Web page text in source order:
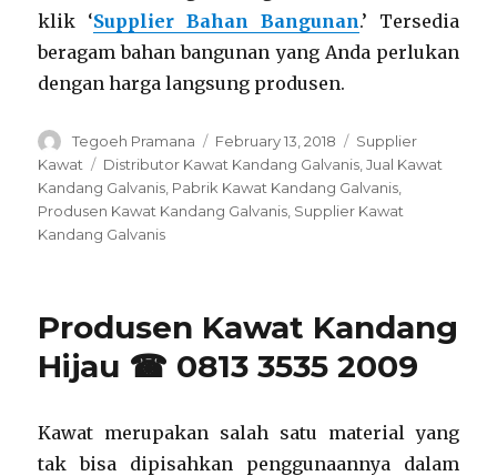
klik ‘Supplier Bahan Bangunan.’ Tersedia
beragam bahan bangunan yang Anda perlukan
dengan harga langsung produsen.
Author
Tegoeh Pramana
Posted
on
February 13, 2018 Categories
Supplier
Kawat
Tags
Distributor Kawat Kandang Galvanis ,Jual Kawat
Kandang Galvanis Pabrik Kawat Kandang Galvanis
Produsen Kawat Kandang Galvanis Supplier Kawat
Kandang Galvanis
Produsen Kawat Kandang
Hijau ☎ 0813 3535 2009
Kawat merupakan salah satu material yang
tak bisa dipisahkan penggunaannya dalam